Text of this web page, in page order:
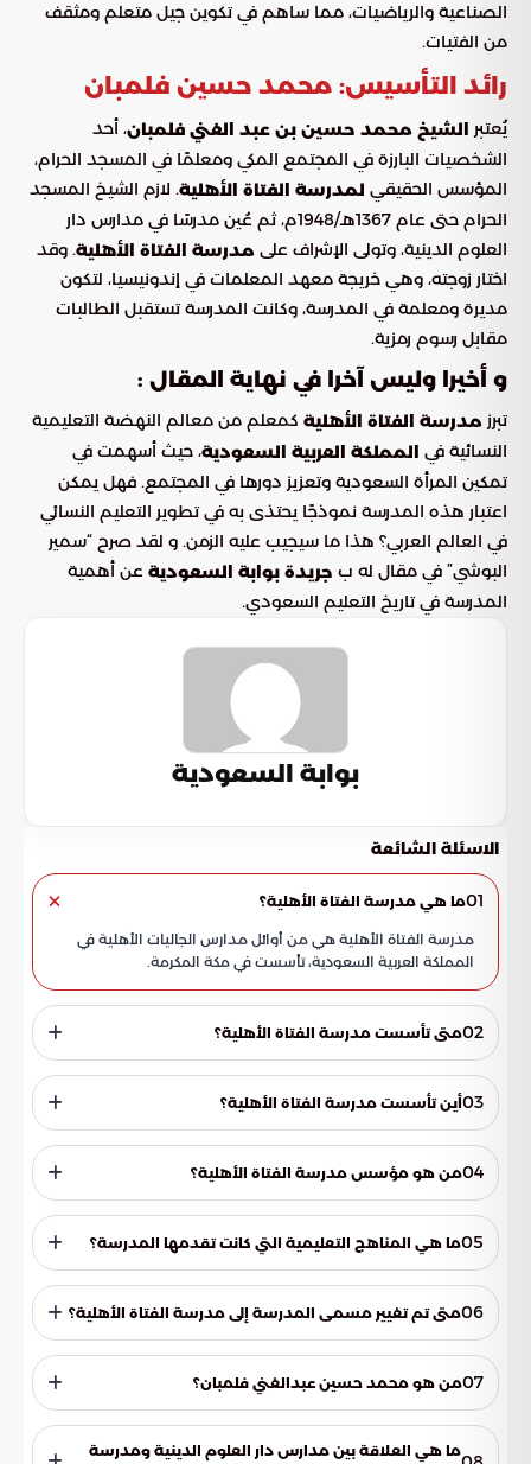
الصناعية والرياضيات، مما ساهم في تكوين جيل متعلم ومثقف
من الفتيات.
رائد التأسيس: محمد حسين فلمبان
يُعتبر الشيخ محمد حسين بن عبد الغني فلمبان، أحد
الشخصيات البارزة في المجتمع المكي ومعلمًا في المسجد الحرام،
المؤسس الحقيقي لمدرسة الفتاة الأهلية. لازم الشيخ المسجد
الحرام حتى عام 1367هـ/1948م، ثم عُين مدرسًا في مدارس دار
العلوم الدينية، وتولى الإشراف على مدرسة الفتاة الأهلية. وقد
اختار زوجته، وهي خريجة معهد المعلمات في إندونيسيا، لتكون
مديرة ومعلمة في المدرسة، وكانت المدرسة تستقبل الطالبات
مقابل رسوم رمزية.
و أخيرا وليس آخرا في نهاية المقال :
تبرز مدرسة الفتاة الأهلية كمعلم من معالم النهضة التعليمية
النسائية في المملكة العربية السعودية، حيث أسهمت في
تمكين المرأة السعودية وتعزيز دورها في المجتمع. فهل يمكن
اعتبار هذه المدرسة نموذجًا يحتذى به في تطوير التعليم النسائي
في العالم العربي؟ هذا ما سيجيب عليه الزمن. و لقد صرح “سمير
البوشي” في مقال له ب جريدة بوابة السعودية عن أهمية
المدرسة في تاريخ التعليم السعودي.
بوابة السعودية
الاسئلة الشائعة
01ما هي مدرسة الفتاة الأهلية؟
مدرسة الفتاة الأهلية هي من أوائل مدارس الجاليات الأهلية في
المملكة العربية السعودية، تأسست في مكة المكرمة.
02متى تأسست مدرسة الفتاة الأهلية؟
تأسست مدرسة الفتاة الأهلية في عام 1367هـ/1948م.
03أين تأسست مدرسة الفتاة الأهلية؟
تأسست مدرسة الفتاة الأهلية في حي الشامية بمكة المكرمة.
04من هو مؤسس مدرسة الفتاة الأهلية؟
مؤسس مدرسة الفتاة الأهلية هو الشيخ محمد حسين بن عبد
الغني فلمبان.05ما هي المناهج التعليمية التي كانت تقدمها المدرسة؟
كانت المدرسة تقدم مناهج تعليمية في العلوم الدينية، والعلوم
العربية، إضافة إلى العلوم الصناعية والعلوم الرياضية.06متى تم تغيير مسمى المدرسة إلى مدرسة الفتاة الأهلية؟
تم تغيير مسمى المدرسة إلى مدرسة الفتاة الأهلية في عام
1377هـ/1958م.07من هو محمد حسين عبدالغني فلمبان؟
محمد حسين عبدالغني فلمبان هو أحد سكان مكة المكرمة، وكان
يعمل مدرسًا في المسجد الحرام، وهو مؤسس مدرسة الفتاة
ما هي العلاقة بين مدارس دار العلوم الدينية ومدرسة